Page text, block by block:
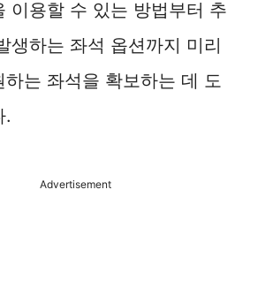
이용할 수 있는 방법부터 추
생하는 좌석 옵션까지 미리
하는 좌석을 확보하는 데 도
.
Advertisement